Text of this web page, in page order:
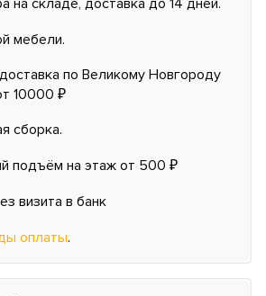
на складе, доставка до 14 дней.
мебели.
по Великому Новгороду
10000 ₽
сборка.
подъём на этаж от 500 ₽
визита в банк
оплаты.